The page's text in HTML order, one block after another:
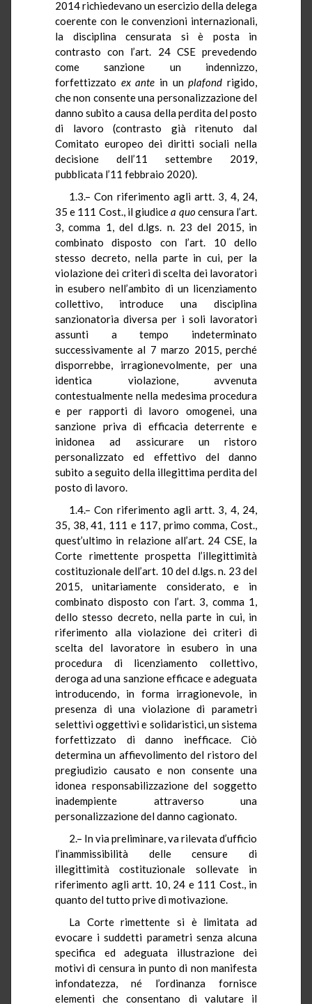
2014 richiedevano un esercizio della delega
coerente con le convenzioni internazionali,
la disciplina censurata si è posta in
contrasto con l’art. 24 CSE prevedendo
come sanzione un indennizzo,
forfettizzato ex ante in unplafond rigido,
che non consente una personalizzazione del
danno subito a causa della perdita del posto
di lavoro (contrasto già ritenuto dal
Comitato europeo dei diritti sociali nella
decisione dell’11 settembre 2019,
pubblicata l’11 febbraio 2020).
1.3.– Con riferimento agli artt. 3, 4, 24,
35 e 111 Cost., il giudicea quocensura l’art.
3, comma 1, del d.lgs. n. 23 del 2015, in
combinato disposto con l’art. 10 dello
stesso decreto, nella parte in cui, per la
violazione dei criteri di scelta dei lavoratori
in esubero nell’ambito di un licenziamento
collettivo, introduce una disciplina
sanzionatoria diversa per i soli lavoratori
assunti a tempo indeterminato
successivamente al 7 marzo 2015, perché
disporrebbe, irragionevolmente, per una
identica violazione, avvenuta
contestualmente nella medesima procedura
e per rapporti di lavoro omogenei, una
sanzione priva di efficacia deterrente e
inidonea ad assicurare un ristoro
personalizzato ed effettivo del danno
subito a seguito della illegittima perdita del
posto di lavoro.
1.4.– Con riferimento agli artt. 3, 4, 24,
35, 38, 41, 111 e 117, primo comma, Cost.,
quest’ultimo in relazione all’art. 24 CSE, la
Corte rimettente prospetta l’illegittimità
costituzionale dell’art. 10 del d.lgs. n. 23 del
2015, unitariamente considerato, e in
combinato disposto con l’art. 3, comma 1,
dello stesso decreto, nella parte in cui, in
riferimento alla violazione dei criteri di
scelta del lavoratore in esubero in una
procedura di licenziamento collettivo,
deroga ad una sanzione efficace e adeguata
introducendo, in forma irragionevole, in
presenza di una violazione di parametri
selettivi oggettivi e solidaristici, un sistema
forfettizzato di danno inefficace. Ciò
determina un affievolimento del ristoro del
pregiudizio causato e non consente una
idonea responsabilizzazione del soggetto
inadempiente attraverso una
personalizzazione del danno cagionato.
2.– In via preliminare, va rilevata d’ufficio
l’inammissibilità delle censure di
illegittimità costituzionale sollevate in
riferimento agli artt. 10, 24 e 111 Cost., in
quanto del tutto prive di motivazione.
La Corte rimettente si è limitata ad
evocare i suddetti parametri senza alcuna
specifica ed adeguata illustrazione dei
motivi di censura in punto di non manifesta
infondatezza, né l’ordinanza fornisce
elementi che consentano di valutare il